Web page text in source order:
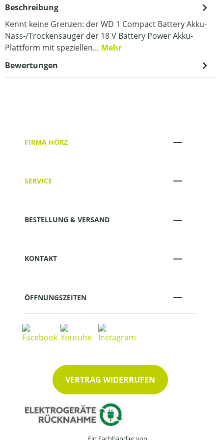
Beschreibung
Kennt keine Grenzen: der WD 1 Compact Battery Akku-
Nass-/Trockensauger der 18 V Battery Power Akku-
Plattform mit speziellen… Mehr
Bewertungen
FIRMA HÖRZ
SERVICE
BESTELLUNG & VERSAND
KONTAKT
ÖFFNUNGSZEITEN
VERTRAG WIDERRUFEN